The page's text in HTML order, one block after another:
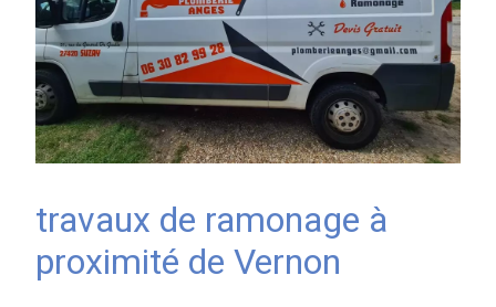
travaux de ramonage à
proximité de Vernon